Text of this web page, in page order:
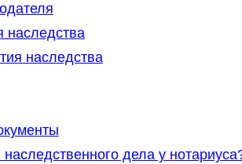
наследства
наследства
дела у